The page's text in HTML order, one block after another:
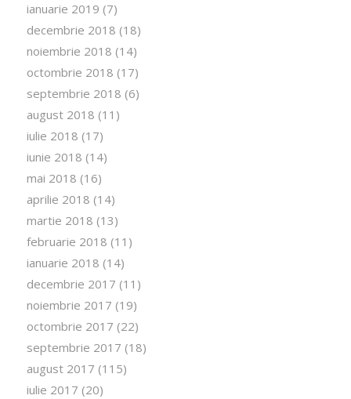
ianuarie 2019 (7)
decembrie 2018 (18)
noiembrie 2018 (14)
octombrie 2018 (17)
septembrie 2018 (6)
august 2018 (11)
iulie 2018 (17)
iunie 2018 (14)
mai 2018 (16)
aprilie 2018 (14)
martie 2018 (13)
februarie 2018 (11)
ianuarie 2018 (14)
decembrie 2017 (11)
noiembrie 2017 (19)
octombrie 2017 (22)
septembrie 2017 (18)
august 2017 (115)
iulie 2017 (20)